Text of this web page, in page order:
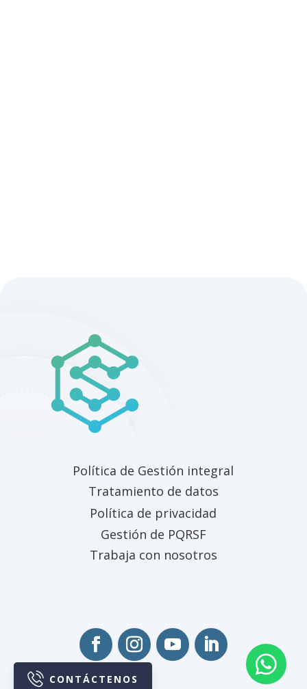


Política de Gestión integral
Tratamiento de datos
Política de privacidad
Gestión de PQRSF
Trabaja con nosotros
CONTÁCTENOS